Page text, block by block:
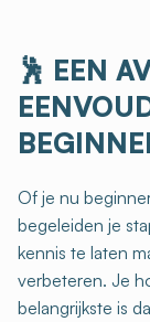
🕺 EEN
Of je nu
begeleiden je
kennis te laten
verbeteren. Je
belangrijkste is